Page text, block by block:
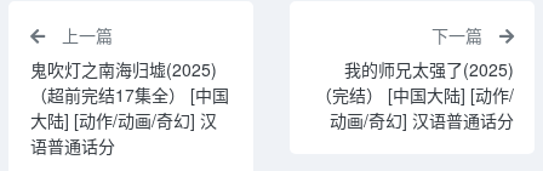
上一篇
鬼吹灯之南海归墟(2025)
（超前完结17集全） [中国
大陆] [动作/动画/奇幻] 汉
语普通话分
下一篇
我的师兄太强了(2025)
（完结） [中国大陆] [动作/
动画/奇幻] 汉语普通话分